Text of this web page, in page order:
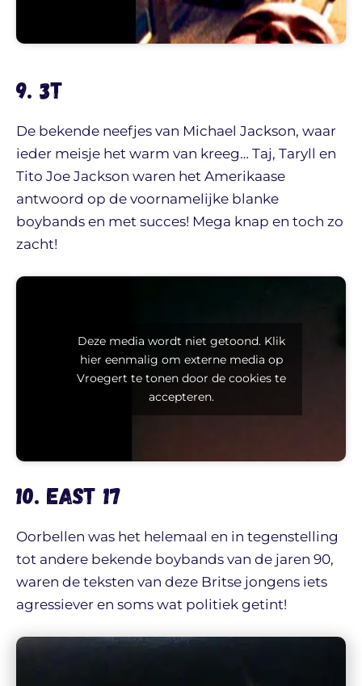
9. 3T
De bekende neefjes van Michael Jackson, waar
ieder meisje het warm van kreeg… Taj, Taryll en
Tito Joe Jackson waren het Amerikaase
antwoord op de voornamelijke blanke
boybands en met succes! Mega knap en toch zo
zacht!
Deze media wordt niet getoond. Klik
hier eenmalig om externe media op
Vroegert te tonen door de cookies te
accepteren.
10. East 17
Oorbellen was het helemaal en in tegenstelling
tot andere bekende boybands van de jaren 90,
waren de teksten van deze Britse jongens iets
agressiever en soms wat politiek getint!